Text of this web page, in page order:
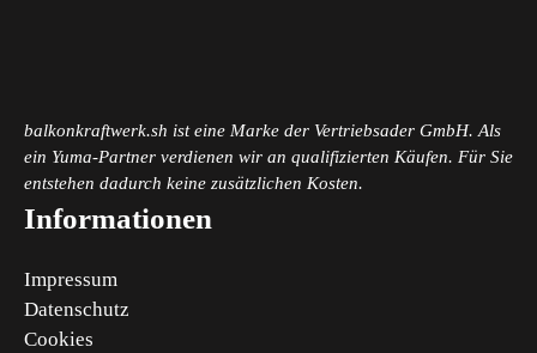
balkonkraftwerk.sh ist eine Marke der Vertriebsader GmbH. Als
ein Yuma-Partner verdienen wir an qualifizierten Käufen. Für Sie
entstehen dadurch keine zusätzlichen Kosten.
Informationen
Impressum
Datenschutz
Cookies